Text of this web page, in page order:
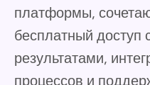
платформы,
бесплатный
результатами,
процессов и